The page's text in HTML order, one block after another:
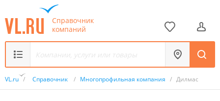
Справочник
компаний
VL.ru / Справочник / Многопрофильная компания / Дилмас